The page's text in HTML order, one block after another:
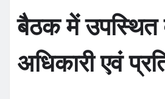
बैठक में उपस्थित
अधिकारी एवं